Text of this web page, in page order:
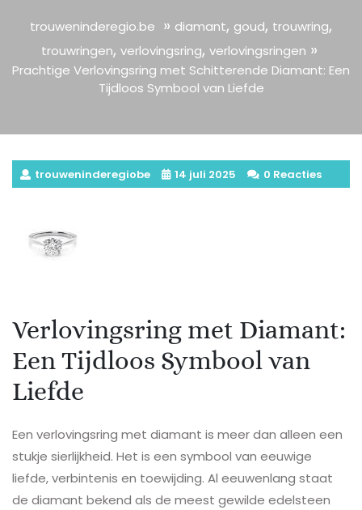
trouweninderegio.be » diamant, goud, trouwring,
trouwringen, verlovingsring, verlovingsringen »
Prachtige Verlovingsring met Schitterende Diamant: Een
Tijdloos Symbool van Liefde
trouweninderegiobe 14 juli 2025 0 Reacties
Verlovingsring met Diamant:
Een Tijdloos Symbool van
Liefde
Een verlovingsring met diamant is meer dan alleen een
stukje sierlijkheid. Het is een symbool van eeuwige
liefde, verbintenis en toewijding. Al eeuwenlang staat
de diamant bekend als de meest gewilde edelsteen